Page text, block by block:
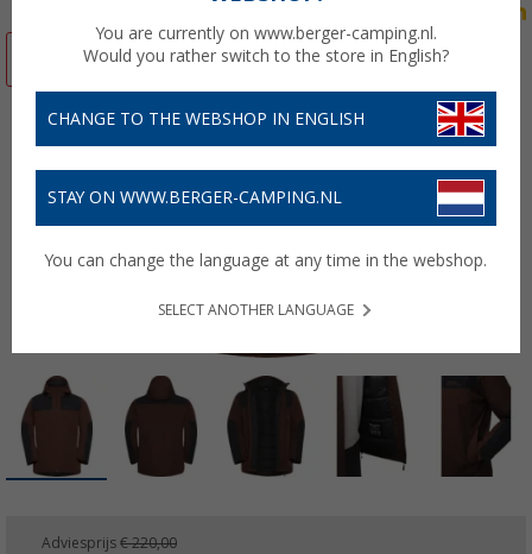
-22%
Adviesprijs € 220,00
You are currently on www.berger-camping.nl.
Would you rather switch to the store in English?
CHANGE TO THE WEBSHOP IN ENGLISH
STAY ON WWW.BERGER-CAMPING.NL
You can change the language at any time in the webshop.
SELECT ANOTHER LANGUAGE